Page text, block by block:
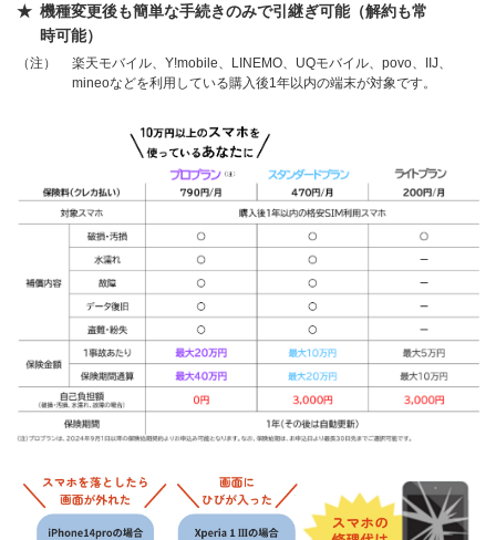
機種変更後も簡単な手続きのみで引継ぎ可能（解約も常
時可能）
（注）
楽天モバイル、Y!mobile、LINEMO、UQモバイル、povo、IIJ、
mineoなどを利用している購入後1年以内の端末が対象です。